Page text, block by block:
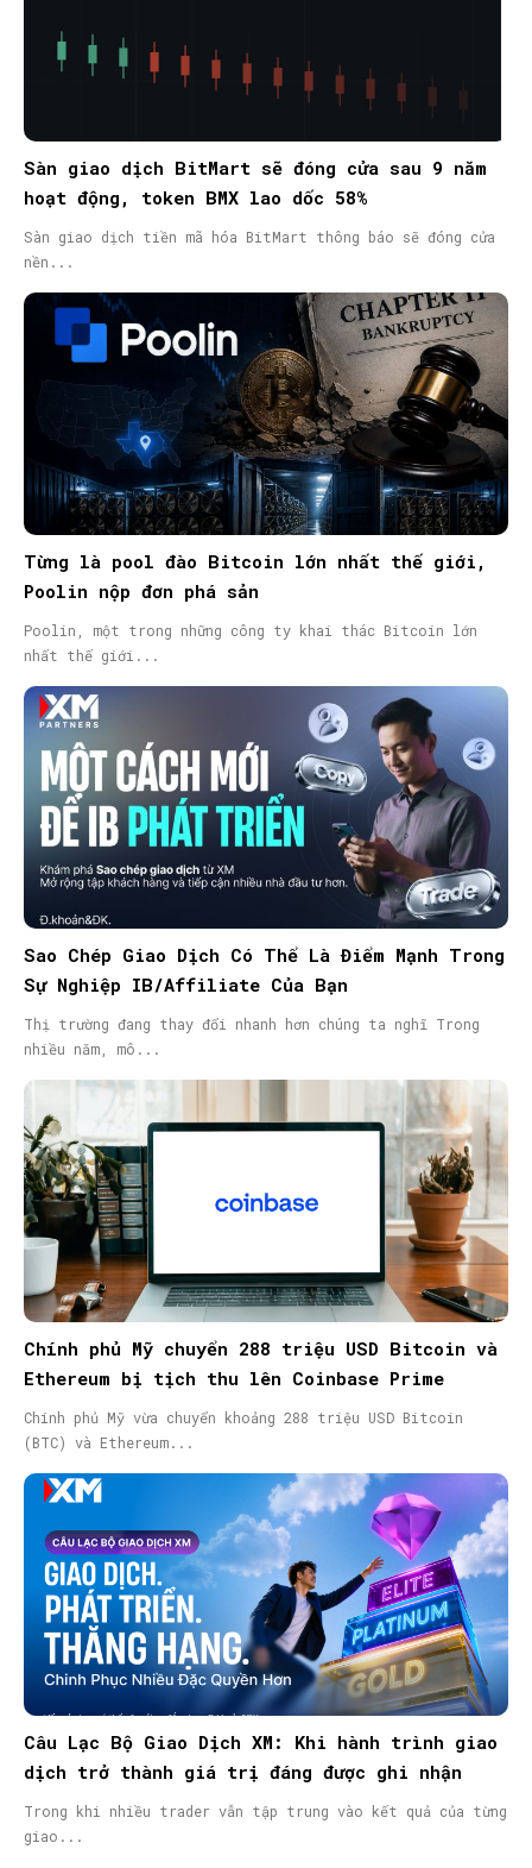
Sàn giao dịch BitMart sẽ đóng cửa sau 9 năm
hoạt động, token BMX lao dốc 58%
Sàn giao dịch tiền mã hóa BitMart thông báo sẽ đóng cửa
nền...
Từng là pool đào Bitcoin lớn nhất thế giới,
Poolin nộp đơn phá sản
Poolin, một trong những công ty khai thác Bitcoin lớn
nhất thế giới...
Sao Chép Giao Dịch Có Thể Là Điểm Mạnh Trong
Sự Nghiệp IB/Affiliate Của Bạn
Thị trường đang thay đổi nhanh hơn chúng ta nghĩ Trong
nhiều năm, mô...
Chính phủ Mỹ chuyển 288 triệu USD Bitcoin và
Ethereum bị tịch thu lên Coinbase Prime
Chính phủ Mỹ vừa chuyển khoảng 288 triệu USD Bitcoin
(BTC) và Ethereum...
Câu Lạc Bộ Giao Dịch XM: Khi hành trình giao
dịch trở thành giá trị đáng được ghi nhận
Trong khi nhiều trader vẫn tập trung vào kết quả của từng
giao...